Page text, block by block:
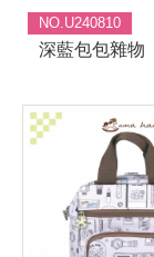
NO.U240810
深藍包包雜物